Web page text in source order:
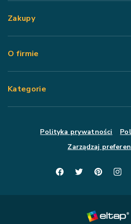
Zakupy
O firmie
Kategorie
Polityka prywatności
Zarządzaj